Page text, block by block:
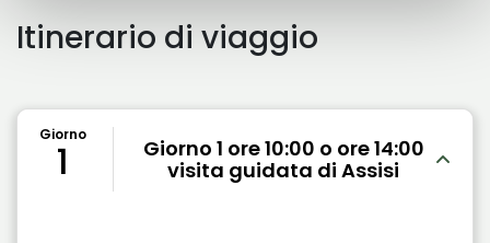
Itinerario di viaggio
Giorno
1
Giorno 1 ore 10:00 o ore 14:00
visita guidata di Assisi